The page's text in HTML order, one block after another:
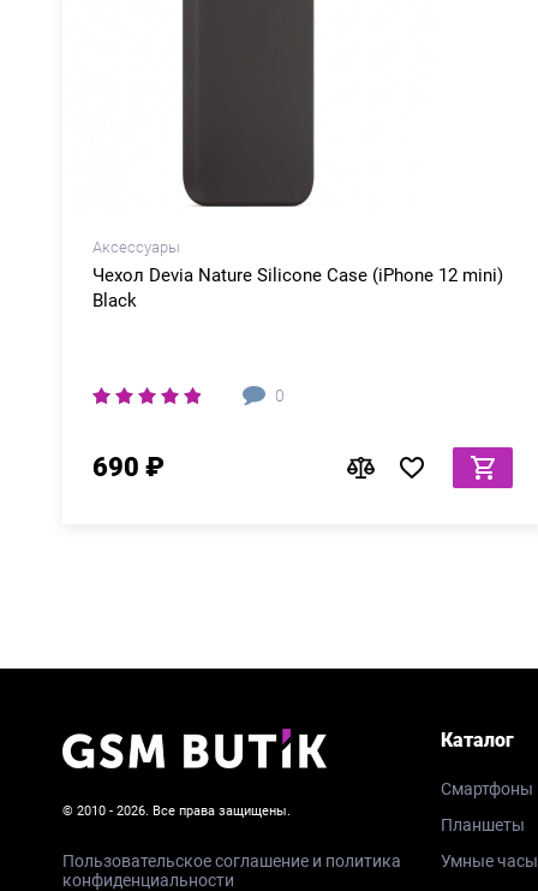
Аксессуары
Чехол Devia Nature Silicone Case (iPhone 12 mini)
Black
0
690 ₽
© 2010 - 2026. Все права защищены.
Пользовательское соглашение и политика
конфиденциальности
Каталог
Смартфоны
Планшеты
Умные